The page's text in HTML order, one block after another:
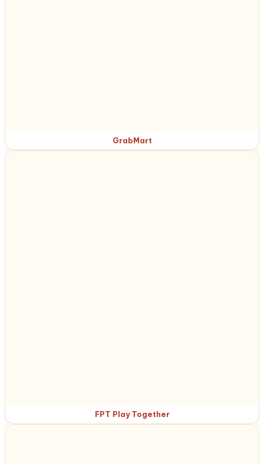
GrabMart
FPT Play Together